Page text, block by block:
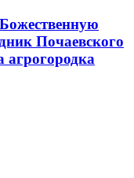
Почаевского
агрогородка